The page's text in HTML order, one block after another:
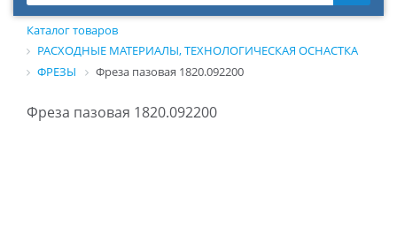
Каталог товаров
РАСХОДНЫЕ МАТЕРИАЛЫ, ТЕХНОЛОГИЧЕСКАЯ ОСНАСТКА
ФРЕЗЫ
Фреза пазовая 1820.092200
Фреза пазовая 1820.092200